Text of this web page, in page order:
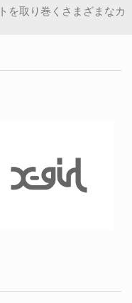
を取り巻くさまざまなカ